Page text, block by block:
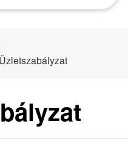
Üzletszabályzat